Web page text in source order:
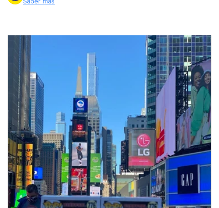
Compra ahora y paga a meses
sin tarjeta de crédito